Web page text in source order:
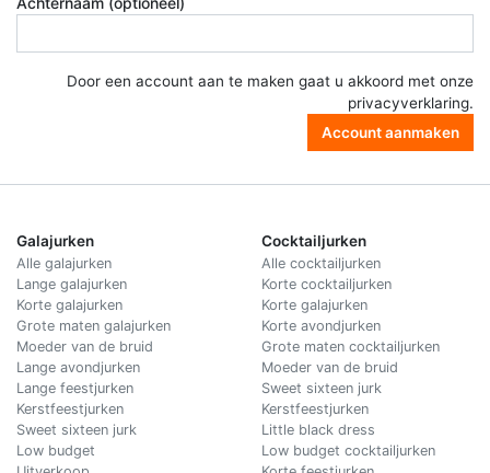
Door een account aan te maken gaat u akkoord met onze
privacyverklaring.
Account aanmaken
Galajurken
Alle galajurken
Lange galajurken
Korte galajurken
Grote maten galajurken
Moeder van de bruid
Lange avondjurken
Lange feestjurken
Kerstfeestjurken
Sweet sixteen jurk
Low budget
Cocktailjurken
Alle cocktailjurken
Korte cocktailjurken
Korte galajurken
Korte avondjurken
Grote maten cocktailjurken
Moeder van de bruid
Sweet sixteen jurk
Kerstfeestjurken
Little black dress
Low budget cocktailjurken